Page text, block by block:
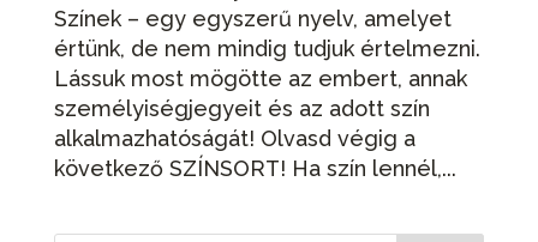
Színek – egy egyszerű nyelv, amelyet
értünk, de nem mindig tudjuk értelmezni.
Lássuk most mögötte az embert, annak
személyiségjegyeit és az adott szín
alkalmazhatóságát! Olvasd végig a
következő SZÍNSORT! Ha szín lennél,...